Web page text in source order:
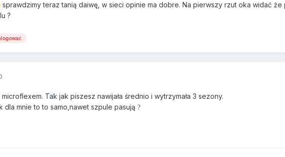
sprawdzimy teraz tanią daiwę, w sieci opinie ma dobre. Na pierwszy rzut oka widać
?
microflexem. Tak jak piszesz nawijała średnio i wytrzymała 3 sezony.
dla mnie to to samo,nawet szpule pasują ?